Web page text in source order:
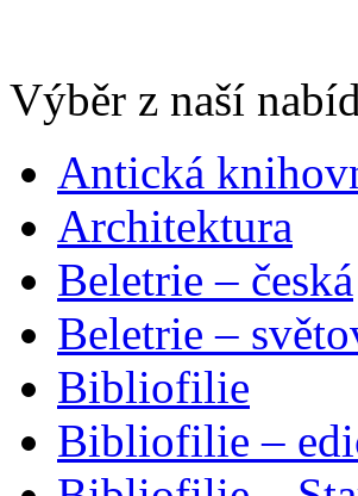
Výběr z naší
Antická
Architektura
Beletrie – česká
Beletrie –
Bibliofilie
Bibliofilie –